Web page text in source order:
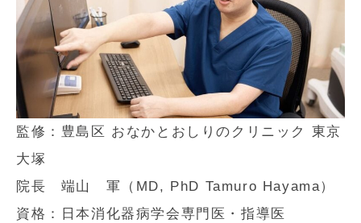
監修：豊島区 おなかとおしりのクリニック 東京
大塚
院長 端山 軍（MD, PhD Tamuro Hayama）
資格：日本消化器病学会専門医・指導医